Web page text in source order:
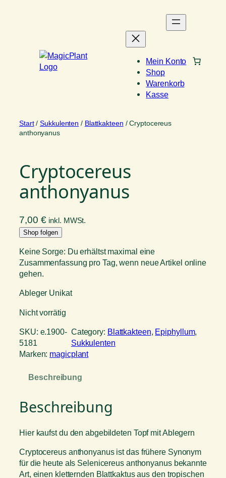
Mein Konto
Shop
Warenkorb
Kasse
Start/Sukkulenten / Blattkakteen / Cryptocereus
anthonyanus
Cryptocereus
anthonyanus
7,00 € inkl. MWSt.
Shop folgen
Keine Sorge: Du erhältst maximal eine
Zusammenfassung pro Tag, wenn neue Artikel online
gehen.
Ableger Unikat
Nicht vorrätig
SKU: e.1900-
5181
Category: Blattkakteen, Epiphyllum
Sukkulenten
Marken: magicplant
Beschreibung
Beschreibung
Hier kaufst du den abgebildeten Topf mit Ablegern
Cryptocereus anthonyanus ist das frühere Synonym
für die heute als Selenicereus anthonyanus bekannte
Art, einen kletternden Blattkaktus aus den tropischen